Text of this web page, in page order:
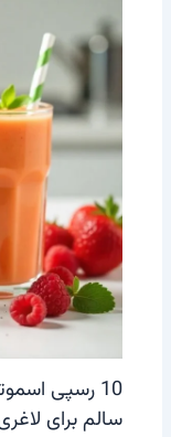
10 رسپی
سالم برای